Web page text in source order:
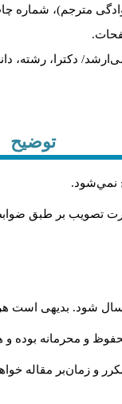
مترجم)، شماره
دکترا، رشته،
توضیح
نمي‌شود.
تصويب بر طبق
شود. بدیهی است
و محرمانه بوده و
و زمان‌بر مقاله